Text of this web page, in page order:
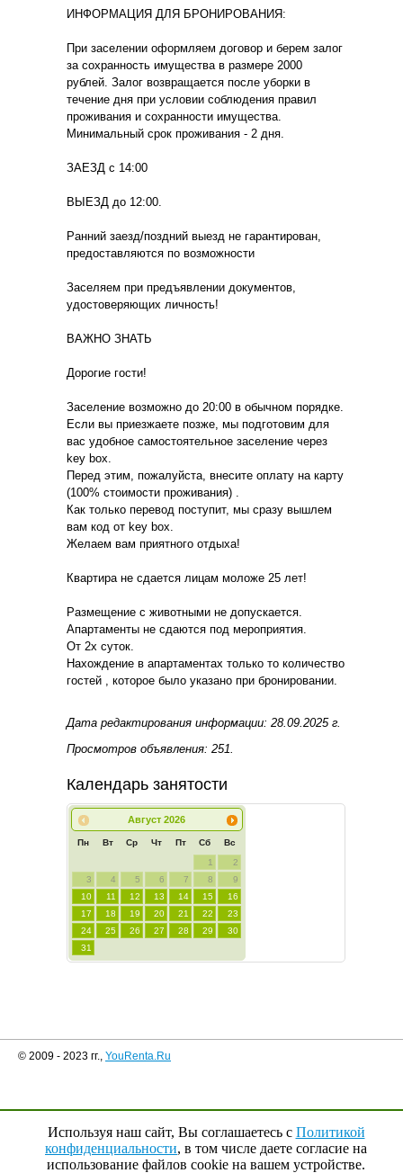
ИНФОРМАЦИЯ ДЛЯ БРОНИРОВАНИЯ:
При заселении оформляем договор и берем залог
за сохранность имущества в размере 2000
рублей. Залог возвращается после уборки в
течение дня при условии соблюдения правил
проживания и сохранности имущества.
Минимальный срок проживания - 2 дня.
ЗАЕЗД с 14:00
ВЫЕЗД до 12:00.
Ранний заезд/поздний выезд не гарантирован,
предоставляются по возможности
Заселяем при предъявлении документов,
удостоверяющих личность!
ВАЖНО ЗНАТЬ
Дорогие гости!
Заселение возможно до 20:00 в обычном порядке.
Если вы приезжаете позже, мы подготовим для
вас удобное самостоятельное заселение через
key box.
Перед этим, пожалуйста, внесите оплату на карту
(100% стоимости проживания) .
Как только перевод поступит, мы сразу вышлем
вам код от key box.
Желаем вам приятного отдыха!
Квартира не сдается лицам моложе 25 лет!
Размещение с животными не допускается.
Апартаменты не сдаются под мероприятия.
От 2х суток.
Нахождение в апартаментах только то количество
гостей , которое было указано при бронировании.
Дата редактирования информации: 28.09.2025 г.
Просмотров объявления: 251.
Календарь занятости
Август 2026
Пн Вт Ср Чт Пт Сб Вс
1
2
3
4 5 6 7 8
9
10
11 12 13 14 15
16
17
18 19 20 21 22
23
24
25 26 27 28 29
30
31
© 2009 - 2023 гг., YouRenta.Ru
Используя наш сайт, Вы соглашаетесь с Политикой
конфиденциальности, в том числе даете согласие на
использование файлов cookie на вашем устройстве.